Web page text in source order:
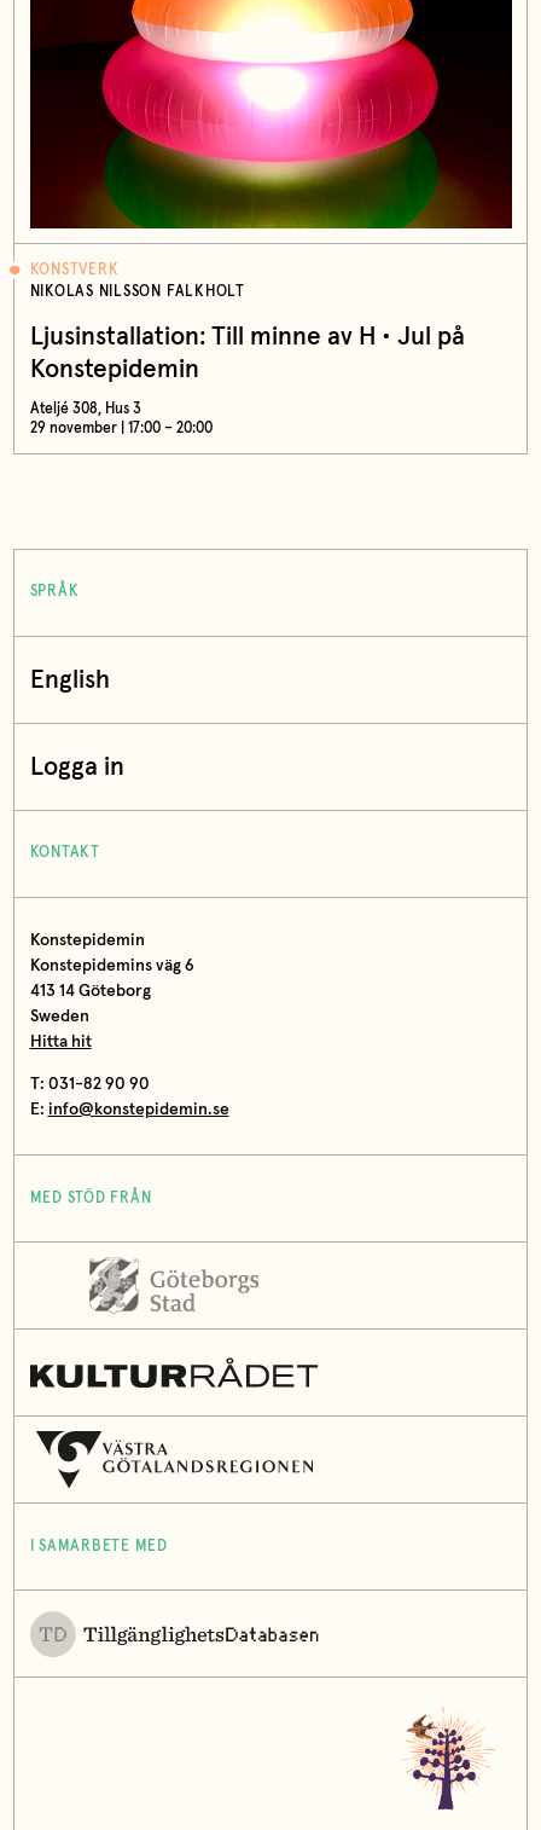
KONSTVERK
NIKOLAS NILSSON FALKHOLT
Ljusinstallation: Till minne av H • Jul på
Konstepidemin
Ateljé 308, Hus 3
29 november | 17:00 – 20:00
SPRÅK
English
Logga in
KONTAKT
Konstepidemin
Konstepidemins väg 6
413 14 Göteborg
Sweden
Hitta hit
T: 031-82 90 90
E: info@konstepidemin.se
MED STÖD FRÅN
I SAMARBETE MED